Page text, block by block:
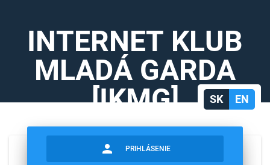
SK EN
person PRIHLÁSENIE